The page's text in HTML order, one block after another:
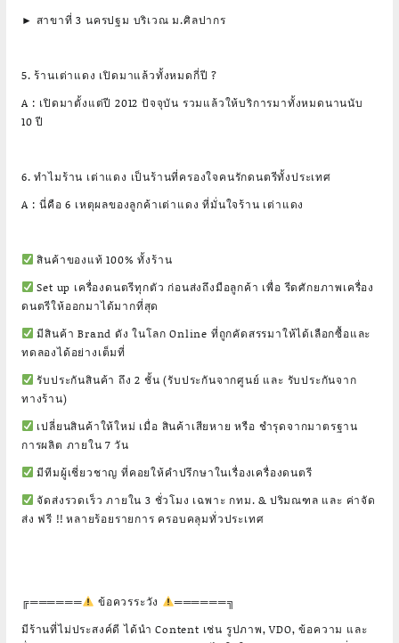
► สาขาที่ 3 นครปฐม บริเวณ ม.ศิลปากร
5. ร้านเต่าแดง เปิดมาแล้วทั้งหมดกี่ปี ?
A : เปิดมาตั้งแต่ปี 2012 ปัจจุบัน รวมแล้วให้บริการมาทั้งหมดนานนับ
10 ปี
6. ทำไมร้าน เต่าแดง เป็นร้านที่ครองใจคนรักดนตรีทั้งประเทศ
A : นี่คือ 6 เหตุผลของลูกค้าเต่าแดง ที่มั่นใจร้าน เต่าแดง
สินค้าของแท้ 100% ทั้งร้าน
Set up เครื่องดนตรีทุกตัว ก่อนส่งถึงมือลูกค้า เพื่อ รีดศักยภาพเครื่อง
ดนตรีให้ออกมาได้มากที่สุด
มีสินค้า Brand ดัง ในโลก Online ที่ถูกคัดสรรมาให้ได้เลือกซื้อและ
ทดลองได้อย่างเต็มที่
รับประกันสินค้า ถึง 2 ชั้น (รับประกันจากศูนย์ และ รับประกันจาก
ทางร้าน)
เปลี่ยนสินค้าให้ใหม่ เมื่อ สินค้าเสียหาย หรือ ชำรุดจากมาตรฐาน
การผลิต ภายใน 7 วัน
มีทีมผู้เชี่ยวชาญ ที่คอยให้คำปรึกษาในเรื่องเครื่องดนตรี
จัดส่งรวดเร็ว ภายใน 3 ชั่วโมง เฉพาะ กทม. & ปริมณฑล และ ค่าจัด
ส่ง ฟรี !! หลายร้อยรายการ ครอบคลุมทั่วประเทศ
╔══════ ข้อควรระวัง
══════╗
มีร้านที่ไม่ประสงค์ดี ได้นำ Content เช่น รูปภาพ, VDO, ข้อความ และ